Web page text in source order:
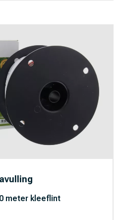
meter kleeflint